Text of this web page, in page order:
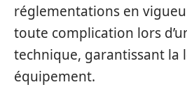
réglementations en
toute complication lors
technique, garantissant la
équipement.